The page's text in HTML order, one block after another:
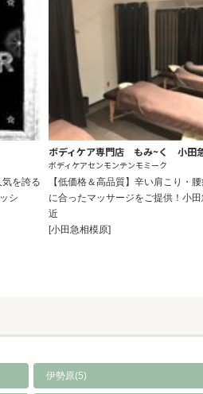
を誇る
シ
ボディケア専門店 もみ~く 小田
ボディケアセンモンテンモミーク
【低価格＆高品質】辛い肩こり・
に合ったマッサージをご提供！小
近
[小田急相模原]
伊勢原(5)